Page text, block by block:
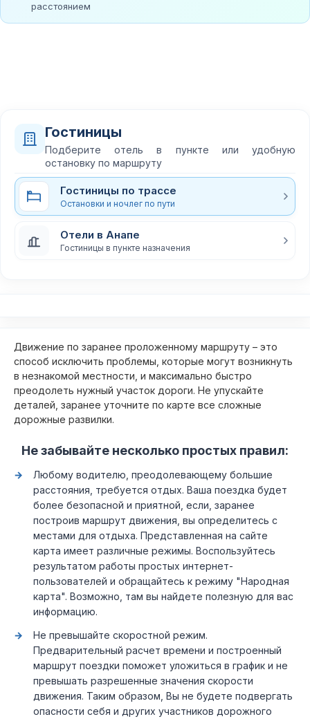
расстоянием
Гостиницы
Подберите отель в пункте или удобную
остановку по маршруту
Гостиницы по трассе
Остановки и ночлег по пути
Отели в Анапе
Гостиницы в пункте назначения
Движение по заранее проложенному маршруту – это
способ исключить проблемы, которые могут возникнуть
в незнакомой местности, и максимально быстро
преодолеть нужный участок дороги. Не упускайте
деталей, заранее уточните по карте все сложные
дорожные развилки.
Не забывайте несколько простых правил:
Любому водителю, преодолевающему большие
расстояния, требуется отдых. Ваша поездка будет
более безопасной и приятной, если, заранее
построив маршрут движения, вы определитесь с
местами для отдыха. Представленная на сайте
карта имеет различные режимы. Воспользуйтесь
результатом работы простых интернет-
пользователей и обращайтесь к режиму "Народная
карта". Возможно, там вы найдете полезную для вас
информацию.
Не превышайте скоростной режим.
Предварительный расчет времени и построенный
маршрут поездки поможет уложиться в график и не
превышать разрешенные значения скорости
движения. Таким образом, Вы не будете подвергать
опасности себя и других участников дорожного